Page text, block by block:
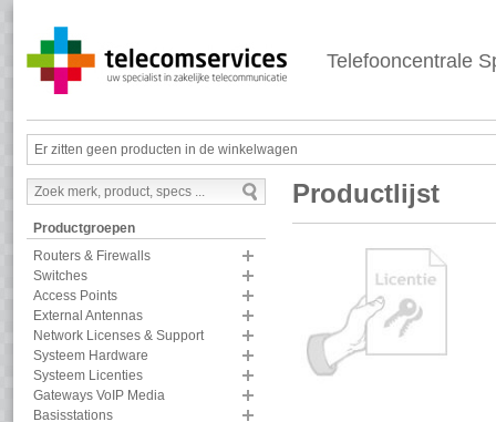
Telefooncentrale
Er zitten geen producten in de winkelwagen
Productgroepen
Routers & Firewalls
Switches
Access Points
External Antennas
Network Licenses & Support
Systeem Hardware
Systeem Licenties
Gateways VoIP Media
Basisstations
Productlijst